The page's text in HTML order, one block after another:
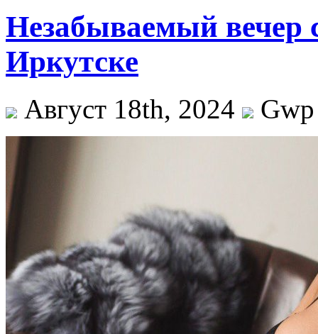
Незабываемый вечер
Иркутске
Август 18th, 2024 Gwp